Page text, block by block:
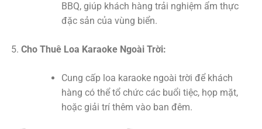
BBQ, giúp khách hàng trải nghiệm ẩm thực
đặc sản của vùng biển.
Cho Thuê Loa Karaoke Ngoài Trời:
Cung cấp loa karaoke ngoài trời để khách
hàng có thể tổ chức các buổi tiệc, họp mặt,
hoặc giải trí thêm vào ban đêm.